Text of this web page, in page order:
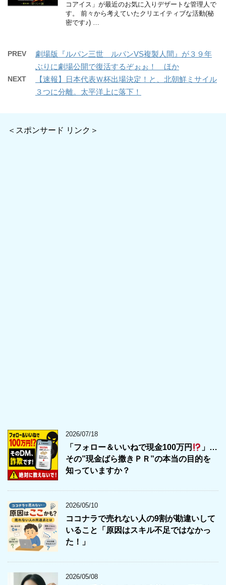
コアイス」が最近のお気に入りデザートな管理人で
す。 前々から考えていたクリエイティブな活動(秘
密です♪) …
PREV
劇場版『ルパン三世 ルパンVS複製人間』が３９年
ぶりに劇場公開で復活するぞぉぉ！ ほか
NEXT
【速報】日本代表Ｗ杯出場決定！と、北朝鮮ミサイル
３つに分離。太平洋上に落下！
＜スポンサード リンク＞
2026/07/18
「フォロー＆いいねで現金100万円
」…
その”現金ばら撒きＰＲ”の本当の目的を
知っていますか？
2026/05/10
ココナラで売れない人の9割が勘違いして
いること「原因はスキル不足ではなかっ
た！」
2026/05/08